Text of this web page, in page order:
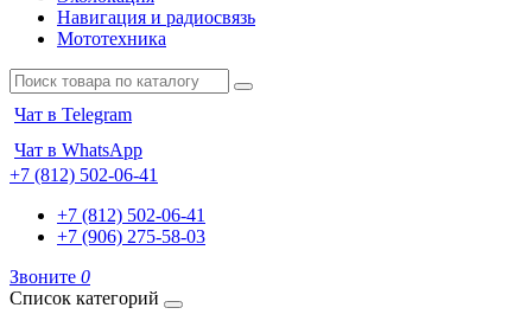
Навигация и радиосвязь
Мототехника
Чат в Telegram
Чат в WhatsApp
+7 (812) 502-06-41
+7 (812) 502-06-41
+7 (906) 275-58-03
Звоните 0
Список категорий